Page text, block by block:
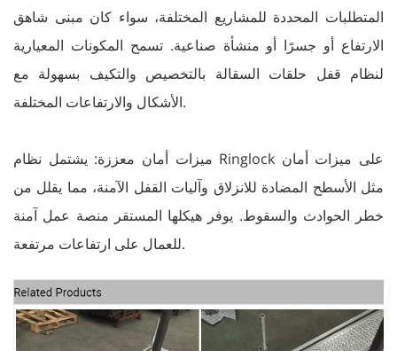
المتطلبات المحددة للمشاريع المختلفة، سواء كان مبنى شاهق
الارتفاع أو جسرًا أو منشأة صناعية. تسمح المكونات المعيارية
لنظام قفل حلقات السقالة بالتخصيص والتكيف بسهولة مع
الأشكال والارتفاعات المختلفة.
ميزات أمان معززة: يشتمل نظام Ringlock على ميزات أمان
مثل الأسطح المضادة للانزلاق وآليات القفل الآمنة، مما يقلل من
خطر الحوادث والسقوط. يوفر هيكلها المستقر منصة عمل آمنة
للعمال على ارتفاعات مرتفعة.